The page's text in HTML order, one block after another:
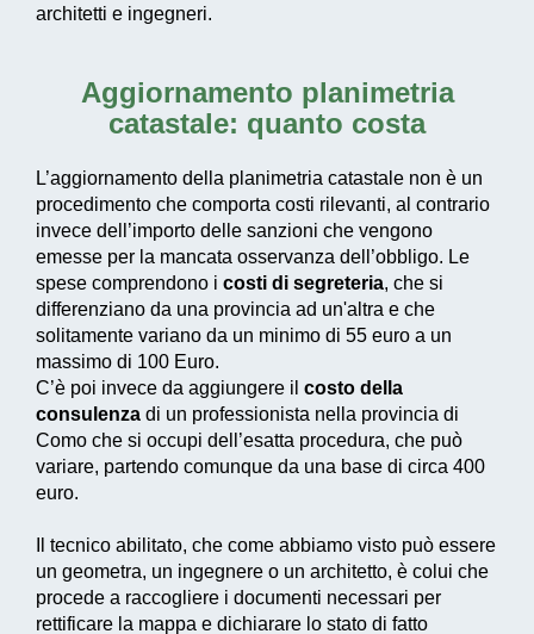
architetti e ingegneri.
Aggiornamento planimetria
catastale: quanto costa
L’aggiornamento della planimetria catastale non è un
procedimento che comporta costi rilevanti, al contrario
invece dell’importo delle sanzioni che vengono
emesse per la mancata osservanza dell’obbligo. Le
spese comprendono i costi di segreteria, che si
differenziano da una provincia ad un'altra e che
solitamente variano da un minimo di 55 euro a un
massimo di 100 Euro.
C’è poi invece da aggiungere il costo della
consulenza di un professionista nella provincia di
Como che si occupi dell’esatta procedura, che può
variare, partendo comunque da una base di circa 400
euro.
Il tecnico abilitato, che come abbiamo visto può essere
un geometra, un ingegnere o un architetto, è colui che
procede a raccogliere i documenti necessari per
rettificare la mappa e dichiarare lo stato di fatto